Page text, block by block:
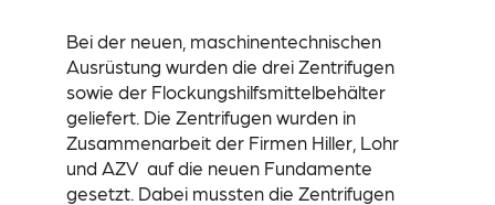
Bei der neuen, maschinentechnischen
Ausrüstung wurden die drei Zentrifugen
sowie der Flockungshilfsmittelbehälter
geliefert. Die Zentrifugen wurden in
Zusammenarbeit der Firmen Hiller, Lohr
und AZV auf die neuen Fundamente
gesetzt. Dabei mussten die Zentrifugen